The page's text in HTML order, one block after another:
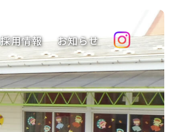
採用情報 お知らせ